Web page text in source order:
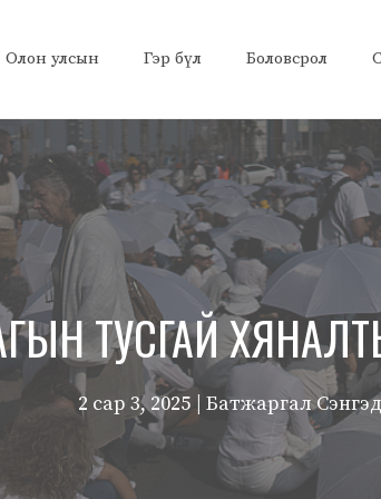
Олон улсын Гэр бүл Боловсрол
ТУСГАЙ
2 сар 3, 2025 | Батжаргал